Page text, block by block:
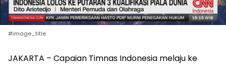
#image_title
JAKARTA – Capaian Timnas Indonesia melaju ke